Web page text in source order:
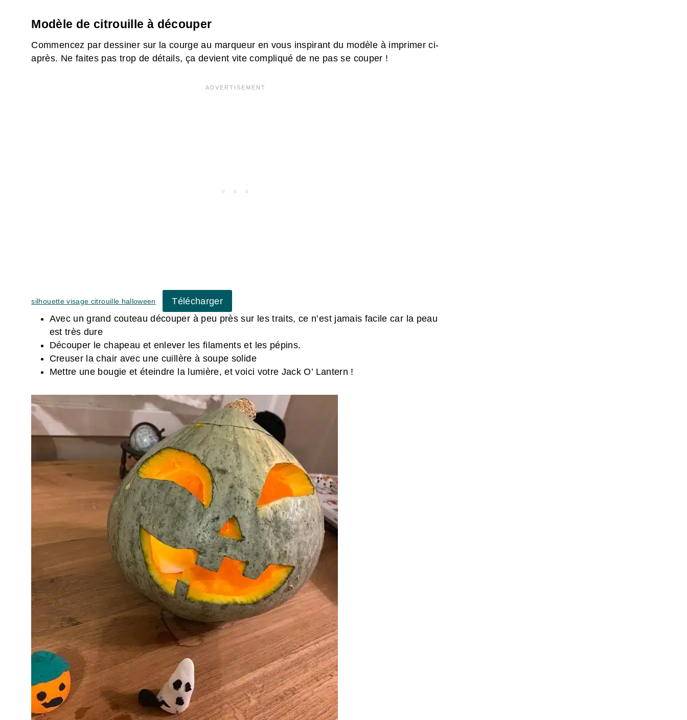
Modèle de citrouille à découper
Commencez par dessiner sur la courge au marqueur en vous inspirant du modèle à imprimer ci-
après. Ne faites pas trop de détails, ça devient vite compliqué de ne pas se couper !
silhouette visage citrouille halloween
Télécharger
Avec un grand couteau découper à peu près sur les traits, ce n’est jamais facile car la peau
est très dure
Découper le chapeau et enlever les filaments et les pépins.
Creuser la chair avec une cuillère à soupe solide
Mettre une bougie et éteindre la lumière, et voici votre Jack O’ Lantern !